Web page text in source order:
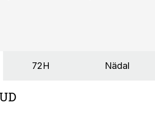
72H Nädal